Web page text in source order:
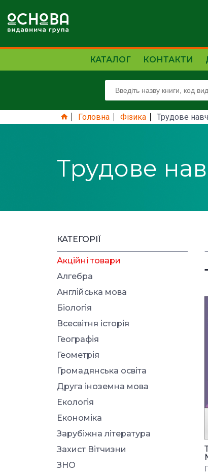
КАТАЛОГ КОНТАКТИ
Головна Фізика Трудове
Трудове
КАТЕГОРІЇ
Акційні товари
Алгебра
Англійська мова
Біологія
Всесвітня історія
Географія
Геометрія
Громадянська освіта
Друга іноземна мова
Екологія
Економіка
Зарубіжна література
Захист Вітчизни
ЗНО